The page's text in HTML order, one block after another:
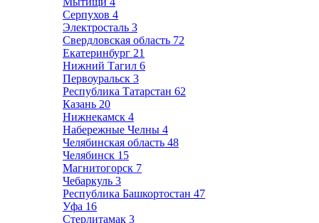
Серпухов 4
Электросталь 3
Свердловская область 72
Екатеринбург 21
Нижний Тагил 6
Первоуральск 3
Республика Татарстан 62
Казань 20
Нижнекамск 4
Набережные Челны 4
Челябинская область 48
Челябинск 15
Магнитогорск 7
Чебаркуль 3
Республика Башкортостан 47
Уфа 16
Стерлитамак 3